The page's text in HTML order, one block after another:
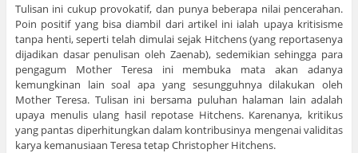
Tulisan ini cukup provokatif, dan punya beberapa nilai pencerahan.
Poin positif yang bisa diambil dari artikel ini ialah upaya kritisisme
tanpa henti, seperti telah dimulai sejak Hitchens (yang reportasenya
dijadikan dasar penulisan oleh Zaenab), sedemikian sehingga para
pengagum Mother Teresa ini membuka mata akan adanya
kemungkinan lain soal apa yang sesungguhnya dilakukan oleh
Mother Teresa. Tulisan ini bersama puluhan halaman lain adalah
upaya menulis ulang hasil repotase Hitchens. Karenanya, kritikus
yang pantas diperhitungkan dalam kontribusinya mengenai validitas
karya kemanusiaan Teresa tetap Christopher Hitchens.